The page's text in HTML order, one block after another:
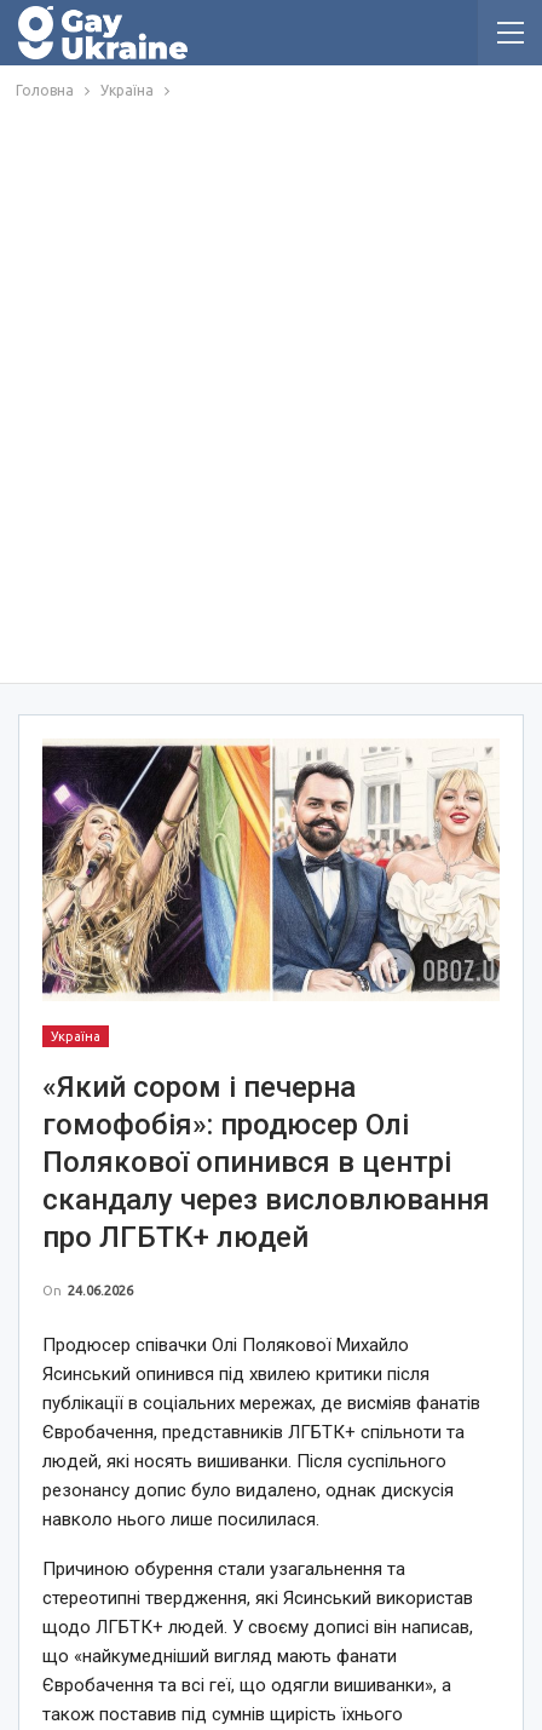
Головна Україна
Україна
«Який сором і печерна
гомофобія»: продюсер Олі
Полякової опинився в центрі
скандалу через висловлювання
про ЛГБТК+ людей
On 24.06.2026
Продюсер співачки Олі Полякової Михайло
Ясинський опинився під хвилею критики після
публікації в соціальних мережах, де висміяв фанатів
Євробачення, представників ЛГБТК+ спільноти та
людей, які носять вишиванки. Після суспільного
резонансу допис було видалено, однак дискусія
навколо нього лише посилилася.
Причиною обурення стали узагальнення та
стереотипні твердження, які Ясинський використав
щодо ЛГБТК+ людей. У своєму дописі він написав,
що «найкумедніший вигляд мають фанати
Євробачення та всі геї, що одягли вишиванки», а
також поставив під сумнів щирість їхнього